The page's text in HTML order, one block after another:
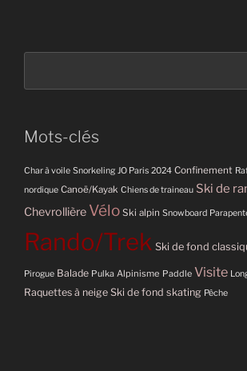
Mots-clés
Char à voile Snorkeling JO Paris 2024 Confinement
nordique Canoë/Kayak Chiens de traineau Ski de
Chevrollière Vélo Ski alpin Snowboard
Rando/Trek Ski de fond
Pirogue Balade Pulka Alpinisme Paddle Visite
Raquettes à neige Ski de fond skating Pêche